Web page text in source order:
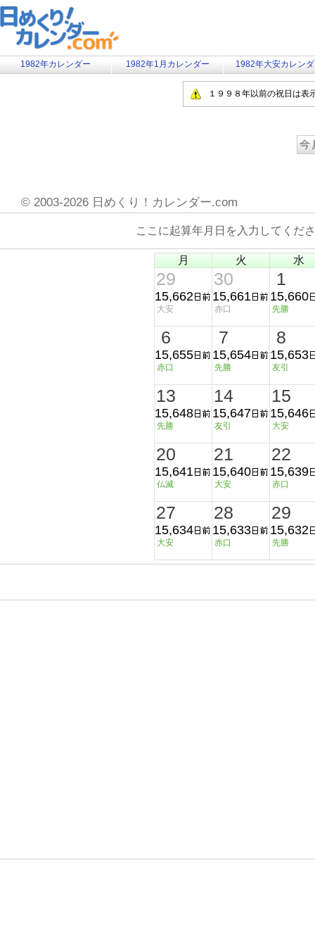
1982年カレンダー 1982年1月カレンダー 1982年大安カレン
１９９８年以前の祝日は表
© 2003-2026 日めくり！カレンダー.com
ここに起算年月日を入力してく
月 火 水
29
15,662
大安
30
15,661
赤口
1
15,660
先勝
6
15,655
赤口
7
15,654
先勝
8
15,653
友引
13
15,648
先勝
14
15,647
友引
15
15,646
大安
20
15,641
仏滅
21
15,640
大安
22
15,639
赤口
27
15,634
大安
28
15,633
赤口
29
15,632
先勝